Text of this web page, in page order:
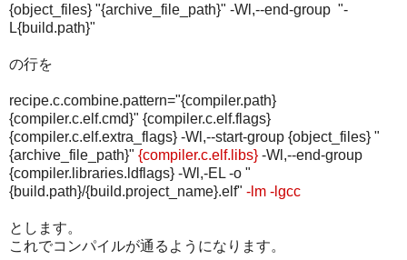
{object_files} "{archive_file_path}" -Wl,--end-group "-
L{build.path}"
の行を
recipe.c.combine.pattern="{compiler.path}
{compiler.c.elf.cmd}" {compiler.c.elf.flags}
{compiler.c.elf.extra_flags} -Wl,--start-group {object_files} "
{archive_file_path}" {compiler.c.elf.libs} -Wl,--end-group
{compiler.libraries.ldflags} -Wl,-EL -o "
{build.path}/{build.project_name}.elf" -lm -lgcc
とします。
これでコンパイルが通るようになります。